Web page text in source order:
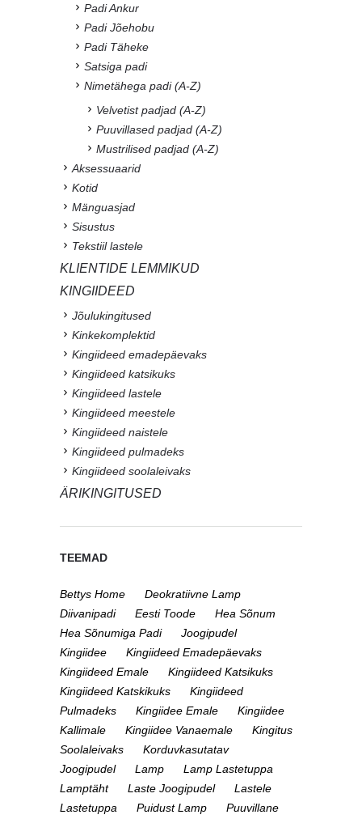
Padi Ankur
Padi Jõehobu
Padi Täheke
Satsiga padi
Nimetähega padi (A-Z)
Velvetist padjad (A-Z)
Puuvillased padjad (A-Z)
Mustrilised padjad (A-Z)
Aksessuaarid
Kotid
Mänguasjad
Sisustus
Tekstiil lastele
KLIENTIDE LEMMIKUD
KINGIIDEED
Jõulukingitused
Kinkekomplektid
Kingiideed emadepäevaks
Kingiideed katsikuks
Kingiideed lastele
Kingiideed meestele
Kingiideed naistele
Kingiideed pulmadeks
Kingiideed soolaleivaks
ÄRIKINGITUSED
TEEMAD
Bettys Home
Deokratiivne Lamp
Diivanipadi
Eesti Toode
Hea Sõnum
Hea Sõnumiga Padi
Joogipudel
Kingiidee
Kingiideed Emadepäevaks
Kingiideed Emale
Kingiideed Katsikuks
Kingiideed Katskikuks
Kingiideed
Pulmadeks
Kingiidee Emale
Kingiidee
Kallimale
Kingiidee Vanaemale
Kingitus
Soolaleivaks
Korduvkasutatav
Joogipudel
Lamp
Lamp Lastetuppa
Lamptäht
Laste Joogipudel
Lastele
Lastetuppa
Puidust Lamp
Puuvillane